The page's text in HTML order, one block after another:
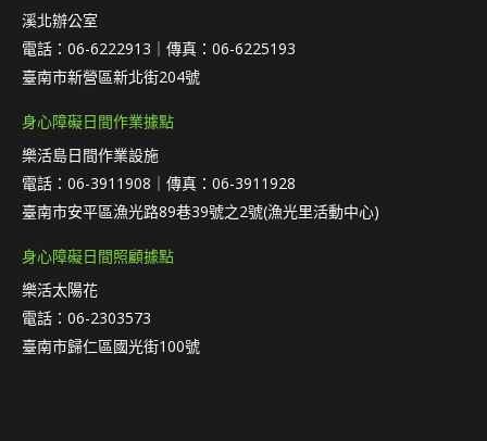
溪北辦公室
電話：06-6222913｜傳真：06-6225193
臺南市新營區新北街204號
身心障礙日間作業據點
樂活島日間作業設施
電話：06-3911908｜傳真：06-3911928
臺南市安平區漁光路89巷39號之2號(漁光里活動中心)
身心障礙日間照顧據點
樂活太陽花
電話：06-2303573
臺南市歸仁區國光街100號